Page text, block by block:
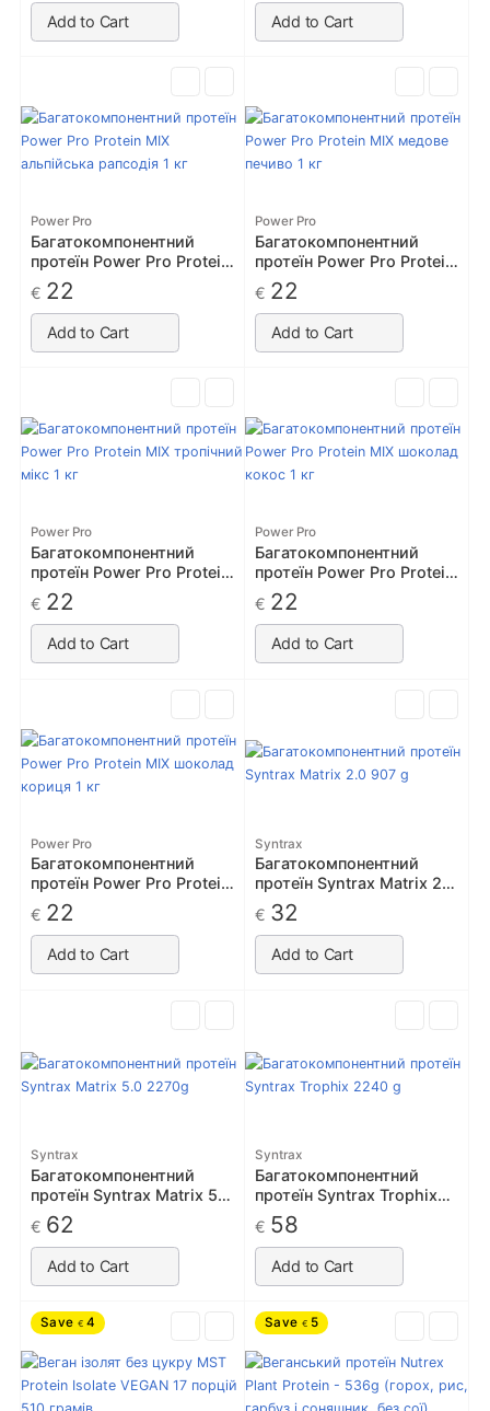
Add to Cart Add to Cart
Power Pro
Багатокомпонентний
протеїн Power Pro Protein
MIX альпійська рапсодія
1 кг
€ 22
Add to Cart
Power Pro
Багатокомпонентний
протеїн Power Pro Protein
MIX медове печиво 1 кг
€ 22
Add to Cart
Power Pro
Багатокомпонентний
протеїн Power Pro Protein
MIX тропічний мікс 1 кг
€ 22
Add to Cart
Power Pro
Багатокомпонентний
протеїн Power Pro Protein
MIX шоколад кокос 1 кг
€ 22
Add to Cart
Power Pro
Багатокомпонентний
протеїн Power Pro Protein
MIX шоколад кориця 1 кг
€ 22
Add to Cart
Syntrax
Багатокомпонентний
протеїн Syntrax Matrix 2.0
907 g
€ 32
Add to Cart
Syntrax
Багатокомпонентний
протеїн Syntrax Matrix 5.0
2270g
€ 62
Add to Cart
Syntrax
Багатокомпонентний
протеїн Syntrax Trophix
2240 g
€ 58
Add to Cart
Save € 4 Save € 5